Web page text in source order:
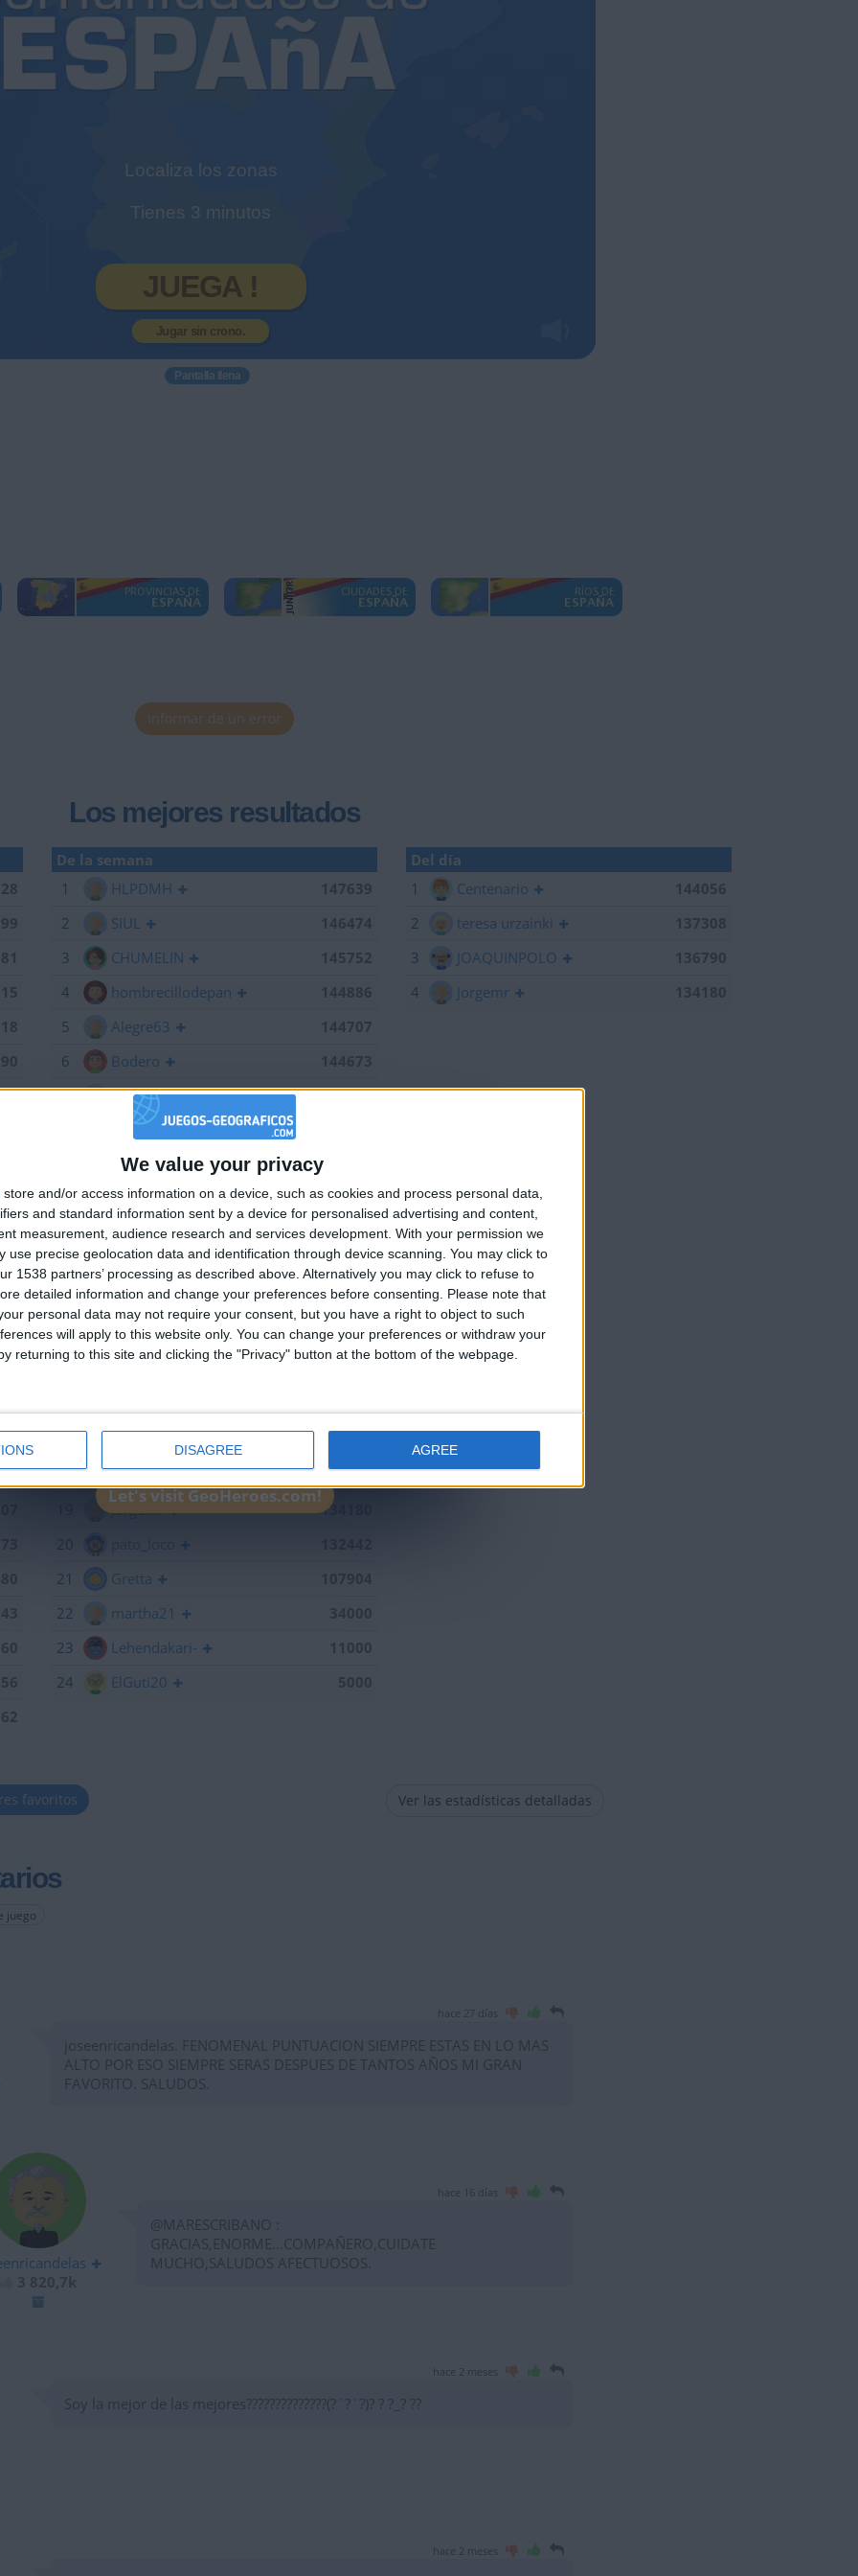
We value your privacy
store and/or access information on a device, such as cookies and process personal data,
and standard information sent by a device for personalised advertising and content,
measurement, audience research and services development. With your permission we
use precise geolocation data and identification through device scanning. You may click to
1538 partners’ processing as described above. Alternatively you may click to refuse to
detailed information and change your preferences before consenting.
Please note that
personal data may not require your consent, but you have a right to object to such
will apply to this website only. You can change your preferences or withdraw your
returning to this site and clicking the "Privacy" button at the bottom of the webpage.
DISAGREE AGREE
Localiza los zonas
Tienes 3 minutos
JUEGA !
Jugar sin crono.
Pantalla llena
Informar de un error
Los mejores resultados
De la semana
1
HLPDMH
147639
2
SIUL
3
CHUMELIN
145752
4
hombrecillodepan
5
Alegre63
144707
6
Bodero
7
maherlo
144060
Centenario
karawankenwolf
143161
10
RUYDIAZ
142126
11
albamancha
142124
12
TNT
142101
13
Antares41$
140928
14
Gergin
140327
teresa urzainki
18
JOAQUINPOLO
136790
Jorgemr
134180
20
pato_loco
21
Gretta
22
martha21
23
Lehendakari-
24
ElGuti20
Del día
1
Centenario
144056
2
teresa urzainki
3
JOAQUINPOLO
136790
4
Jorgemr
favoritos Ver las estadísticas detalladas
juego
hace 27 días
joseenricandelas. FENOMENAL PUNTUACION SIEMPRE ESTAS EN LO MAS
ALTO POR ESO SIEMPRE SERAS DESPUES DE TANTOS AÑOS MI GRAN
FAVORITO. SALUDOS.
hace 16 días
@MARESCRIBANO :
GRACIAS,ENORME...COMPAÑERO,CUIDATE
MUCHO,SALUDOS AFECTUOSOS.
hace 2 meses
Soy la mejor de las mejores??????????????(?´?`?)? ? ?_? ??
hace 2 meses
🇺🇸 We noticed you’re visiting from
an English-speaking country
Join our American version now and be among
the firsts to submit your score on our
leaderboards!
Let's visit GeoHeroes.com!